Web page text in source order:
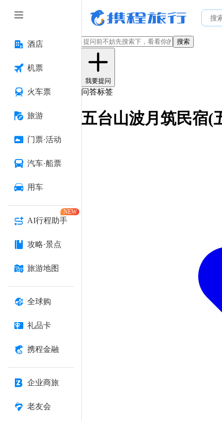
酒店
机票
火车票
旅游
门票·活动
汽车·船票
用车
AI行程助手
NEW
攻略·景点
旅游地图
全球购
礼品卡
携程金融
企业商旅
老友会
搜索
我要提问
问答标签
五台山波月筑民宿(